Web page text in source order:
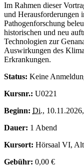
Im Rahmen dieser
und Herausforderungen
Pathogenforschung
historischen und neu
Technologien zur
Auswirkungen des
Erkrankungen.
Status: Keine
Kursnr.: U0221
Beginn: Di.,
Dauer: 1 Abend
Kursort: Hörsaal VI,
Gebühr: 0,00 €